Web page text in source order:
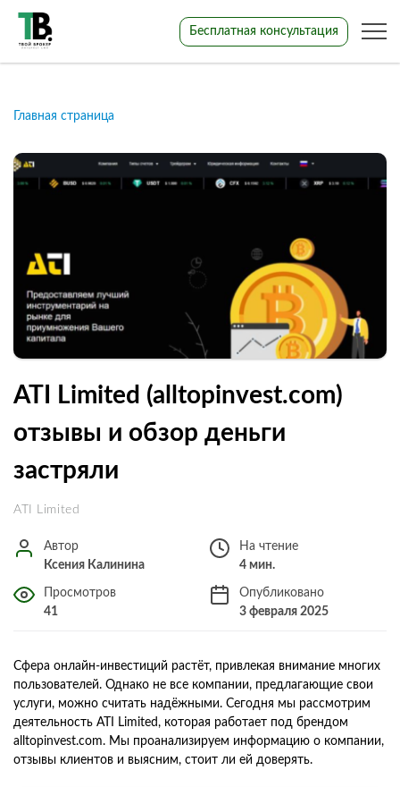
Бесплатная консультация
Главная страница
ATI Limited (alltopinvest.com)
отзывы и обзор деньги
застряли
ATI Limited
Автор
Ксения Калинина
На чтение
4 мин.
Просмотров
41
Опубликовано
3 февраля 2025
Сфера онлайн-инвестиций растёт, привлекая внимание многих
пользователей. Однако не все компании, предлагающие свои
услуги, можно считать надёжными. Сегодня мы рассмотрим
деятельность ATI Limited, которая работает под брендом
alltopinvest.com. Мы проанализируем информацию о компании,
отзывы клиентов и выясним, стоит ли ей доверять.